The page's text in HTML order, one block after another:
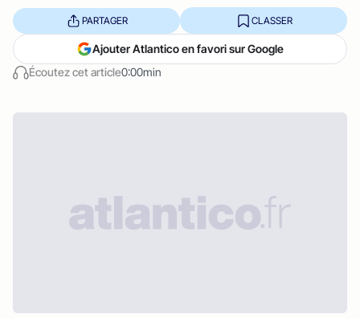
Écoutez cet article0:00min
PARTAGER CLASSER
Ajouter Atlantico en favori sur Google